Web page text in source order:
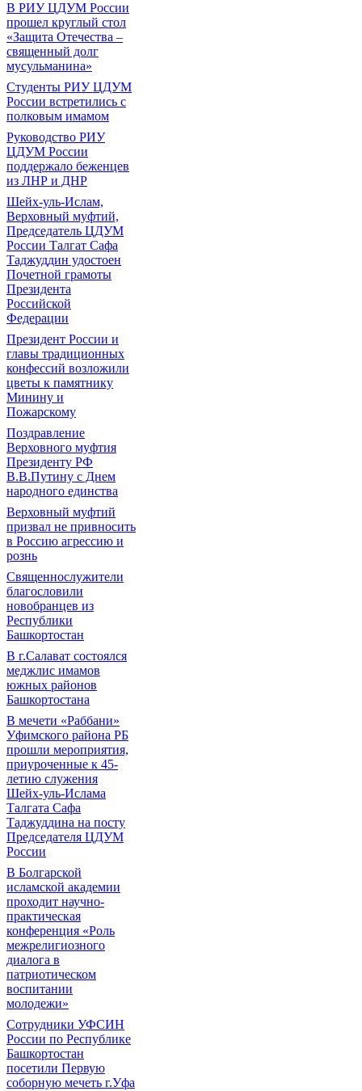
В РИУ ЦДУМ России
прошел круглый стол
«Защита Отечества –
священный долг
мусульманина»
Студенты РИУ ЦДУМ
России встретились с
полковым имамом
Руководство РИУ
ЦДУМ России
поддержало беженцев
из ЛНР и ДНР
Шейх-уль-Ислам,
Верховный муфтий,
Председатель ЦДУМ
России Талгат Сафа
Таджуддин удостоен
Почетной грамоты
Президента
Российской
Федерации
Президент России и
главы традиционных
конфессий возложили
цветы к памятнику
Минину и
Пожарскому
Поздравление
Верховного муфтия
Президенту РФ
В.В.Путину с Днем
народного единства
Верховный муфтий
призвал не привносить
в Россию агрессию и
рознь
Священнослужители
благословили
новобранцев из
Республики
Башкортостан
В г.Салават состоялся
меджлис имамов
южных районов
Башкортостана
В мечети «Раббани»
Уфимского района РБ
прошли мероприятия,
приуроченные к 45-
летию служения
Шейх-уль-Ислама
Талгата Сафа
Таджуддина на посту
Председателя ЦДУМ
России
В Болгарской
исламской академии
проходит научно-
практическая
конференция «Роль
межрелигиозного
диалога в
патриотическом
воспитании
молодежи»
Сотрудники УФСИН
России по Республике
Башкортостан
посетили Первую
соборную мечеть г.Уфа